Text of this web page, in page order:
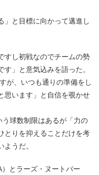
と目標に向かって邁進し
すし初戦なのでチームの勢
」と意気込みを語った。
が、いつも通りの準備をし
思います」と自信を覗かせ
球数制限はあるが「力の
とりを抑えることだけを考
うだ。
とラーズ・ヌートバー